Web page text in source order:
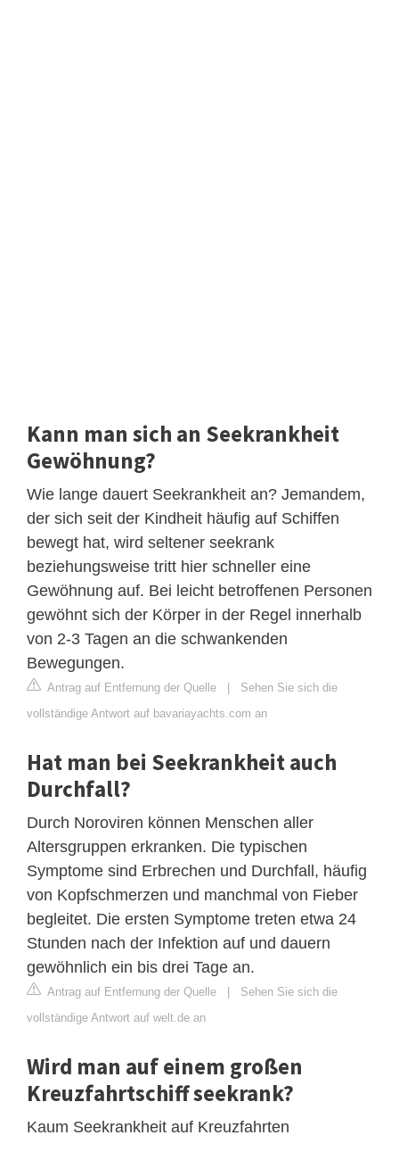
Kann man sich an Seekrankheit
Gewöhnung?
Wie lange dauert Seekrankheit an? Jemandem,
der sich seit der Kindheit häufig auf Schiffen
bewegt hat, wird seltener seekrank
beziehungsweise tritt hier schneller eine
Gewöhnung auf. Bei leicht betroffenen Personen
gewöhnt sich der Körper in der Regel innerhalb
von 2-3 Tagen an die schwankenden
Bewegungen.
Antrag auf Entfernung der Quelle | Sehen Sie sich die
vollständige Antwort auf bavariayachts.com an
Hat man bei Seekrankheit auch
Durchfall?
Durch Noroviren können Menschen aller
Altersgruppen erkranken. Die typischen
Symptome sind Erbrechen und Durchfall, häufig
von Kopfschmerzen und manchmal von Fieber
begleitet. Die ersten Symptome treten etwa 24
Stunden nach der Infektion auf und dauern
gewöhnlich ein bis drei Tage an.
Antrag auf Entfernung der Quelle | Sehen Sie sich die
vollständige Antwort auf welt.de an
Wird man auf einem großen
Kreuzfahrtschiff seekrank?
Kaum Seekrankheit auf Kreuzfahrten